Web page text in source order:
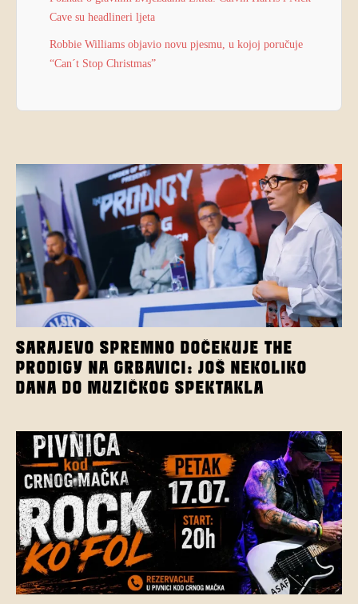
Cave su headlineri ljeta
Robbie Williams objavio novu pjesmu, u kojoj poručuje
“Can´t Stop Christmas”
SARAJEVO SPREMNO DOČEKUJE THE
PRODIGY NA GRBAVICI: JOŠ NEKOLIKO
DANA DO MUZIČKOG SPEKTAKLA